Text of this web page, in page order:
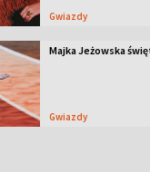
Gwiazdy
Majka Jeżowska
Gwiazdy